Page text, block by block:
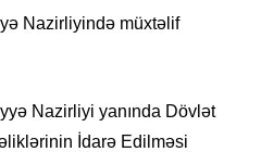
Nazirliyində müxtəlif
Nazirliyi yanında Dövlət
İdarə Edilməsi